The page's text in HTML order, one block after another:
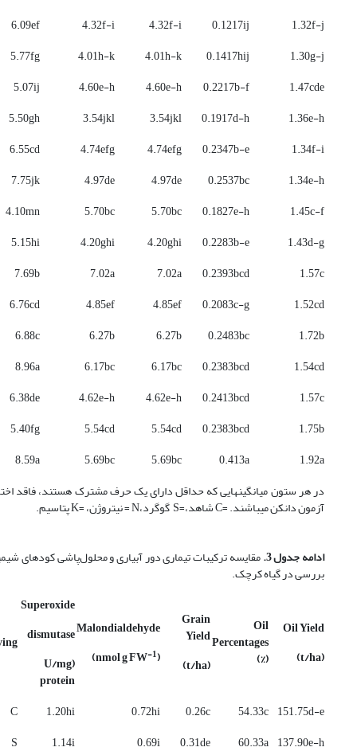
1.32f-j
0.1217ij
4.32f-i
4.32f-i
6.09ef
1.30g-j
0.1417hij
4.01h-k
4.01h-k
5.77fg
1.47cde
0.2217b-f
4.60e-h
4.60e-h
5.07ij
1.36e-h
0.1917d-h
3.54jkl
3.54jkl
5.50gh
1.34f-i
0.2347b-e
4.74efg
4.74efg
6.55cd
1.34e-h
0.2537bc
4.97de
4.97de
7.75jk
1.45c-f
0.1827e-h
5.70bc
5.70bc
4.10mn
1.43d-g
0.2283b-e
4.20ghi
4.20ghi
5.15hi
1.57c
0.2393bcd
7.02a
7.02a
7.69b
1.52cd
0.2083c-g
4.85ef
4.85ef
6.76cd
1.72b
0.2483bc
6.27b
6.27b
6.88c
1.54cd
0.2383bcd
6.17bc
6.17bc
8.96a
1.57c
0.2413bcd
4.62e-h
4.62e-h
6.38de
1.75b
0.2383bcd
5.54cd
5.54cd
5.40fg
1.92a
0.413a
5.69bc
5.69bc
8.59a
در هر ستون میانگین­هایی که حداقل دارای یک حرف مشترک هستند، فاقد
آزمون دانکن می­باشند. =C شاهد،=S گوگرد،N = نیتروژن، =K پتاسیم.
ادامه جدول3. مقایسهترکیبات تیماری دور آبیاری و محلول‌پاشی کودهای
بررسیدرگیاهکرچک.
Oil Yield
(t/ha)
Oil
Percentages
(%)
Grain
Yield
(t/ha)
Malondialdehyde
(nmol g FW
-1
)
Superoxide
dismutase
(U/mg
protein
151.75d-e
54.33c
0.26c
0.72hi
1.20hi
C
137.90e-h
60.33a
0.31de
0.69i
1.14i
S